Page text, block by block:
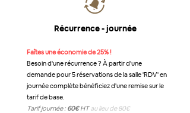
Récurrence - journée
Faîtes une économie de 25% !
Besoin d'une récurrence ? À partir d'une
demande pour 5 réservations de la salle 'RDV' en
journée complète bénéficiez d'une remise sur le
tarif de base.
Tarif journée : 60€HTau lieu de 80€